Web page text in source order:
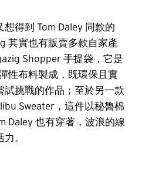
得到 Tom Daley 同款的
其實也有販賣多款自家產
Shopper 手提袋，它是
性布料製成，既環保且實
試挑戰的作品；至於另一款
Sweater，這件以秘魯棉
Daley 也有穿著，波浪的線
。